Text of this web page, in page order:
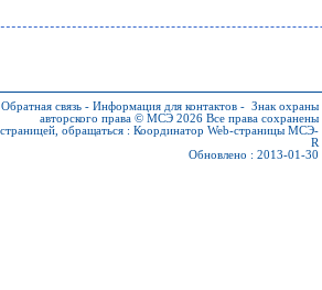
Обратная связь - Информация для контактов - Знак охраны
авторского права © МСЭ 2026 Все права сохранены
обращаться : Координатор Web-страницы МСЭ-
R
Обновлено : 2013-01-30